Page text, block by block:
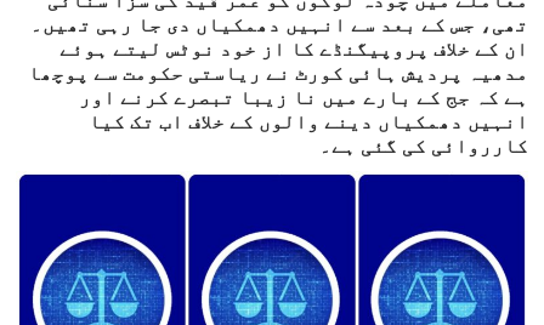
تھی، جس کے بعد سے انہیں دھمکیاں دی جا رہی تھیں۔
ان کے خلاف پروپیگنڈے کا از خود نوٹس لیتے ہوئے
مدھیہ پردیش ہائی کورٹ نے ریاستی حکومت سے پوچھا
ہے کہ جج کے بارے میں نا زیبا تبصرے کرنے اور
انہیں دھمکیاں دینے والوں کے خلاف اب تک کیا
کارروائی کی گئی ہے۔